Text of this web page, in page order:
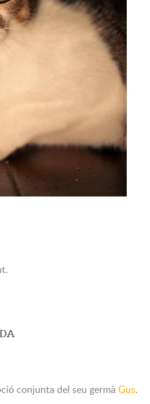
conjunta del seu germà Gus.